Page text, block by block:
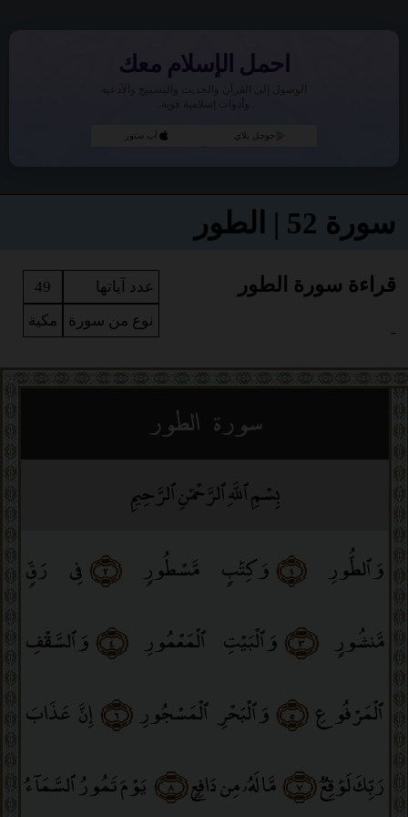
احمل الإسلام معك
الوصول إلى القرآن والحديث والتسبيح والأدعية
وأدوات إسلامية قوية.
جوجل بلاي آب ستور
سورة 52 | الطور
عدد آياتها
49
نوع من سورة
مكية
قراءة سورة الطور
-
سورة الطور
بِسْمِ ٱللَّهِ ٱلرَّحْمَٰنِ ٱلرَّحِيمِ
وَٱلطُّورِ ﴿١﴾ وَكِتَٰبٍۢ مَّسْطُورٍۢ ﴿٢﴾ فِى رَقٍّۢ
مَّنشُورٍۢ ﴿٣﴾ وَٱلْبَيْتِ ٱلْمَعْمُورِ ﴿٤﴾ وَٱلسَّقْفِ
ٱلْمَرْفُوعِ ﴿٥﴾ وَٱلْبَحْرِ ٱلْمَسْجُورِ ﴿٦﴾ إِنَّ عَذَابَ
رَبِّكَ لَوَٰقِعٌۭ ﴿٧﴾ مَّا لَهُۥ مِن دَافِعٍۢ ﴿٨﴾ يَوْمَ تَمُورُ ٱلسَّمَآءُ